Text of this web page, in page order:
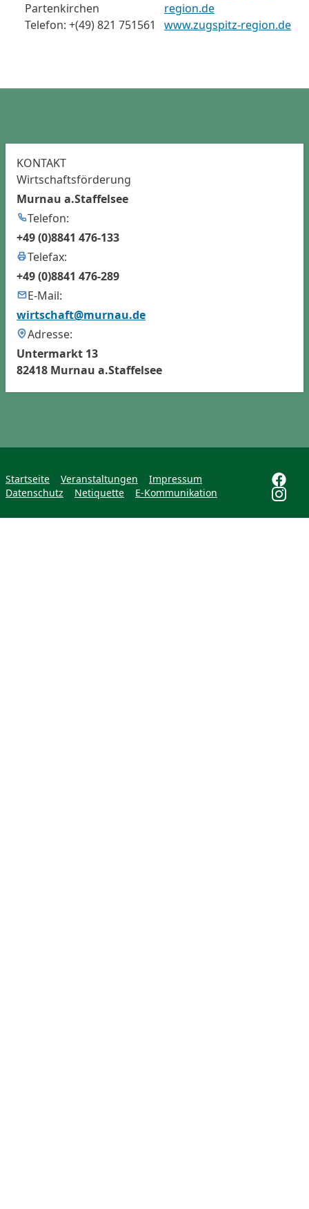
Partenkirchen
Telefon: +(49) 821 751561
region.de
www.zugspitz-region.de
KONTAKT
Wirtschaftsförderung
Murnau a.Staffelsee
Telefon:
+49 (0)8841 476-133
Telefax:
+49 (0)8841 476-289
E-Mail:
wirtschaft@murnau.de
Adresse:
Untermarkt 13
82418 Murnau a.Staffelsee
Startseite Veranstaltungen
Impressum
Datenschutz
Netiquette E-Kommunikation